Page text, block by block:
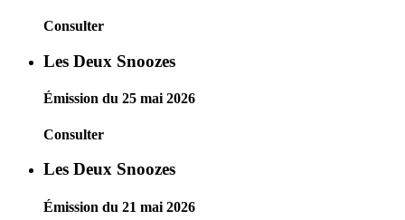
Consulter
Les Deux Snoozes
Émission du 25 mai 2026
Consulter
Les Deux Snoozes
Émission du 21 mai 2026